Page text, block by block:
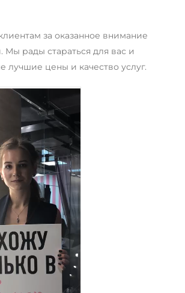
за оказанное внимание
рады стараться для вас и
лучшие цены и качество услуг.